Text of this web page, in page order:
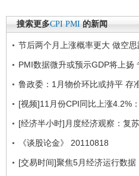
搜索更多CPI PMI 的新闻
节后两个月上涨概率更大 做空
PMI数据微升或预示GDP将上扬
鲁政委：1月物价环比或持平 存
[视频]11月份CPI同比上涨4.2%
[经济半小时]月度经济观察：复
《谈股论金》 20110818
[交易时间]聚焦5月经济运行数据